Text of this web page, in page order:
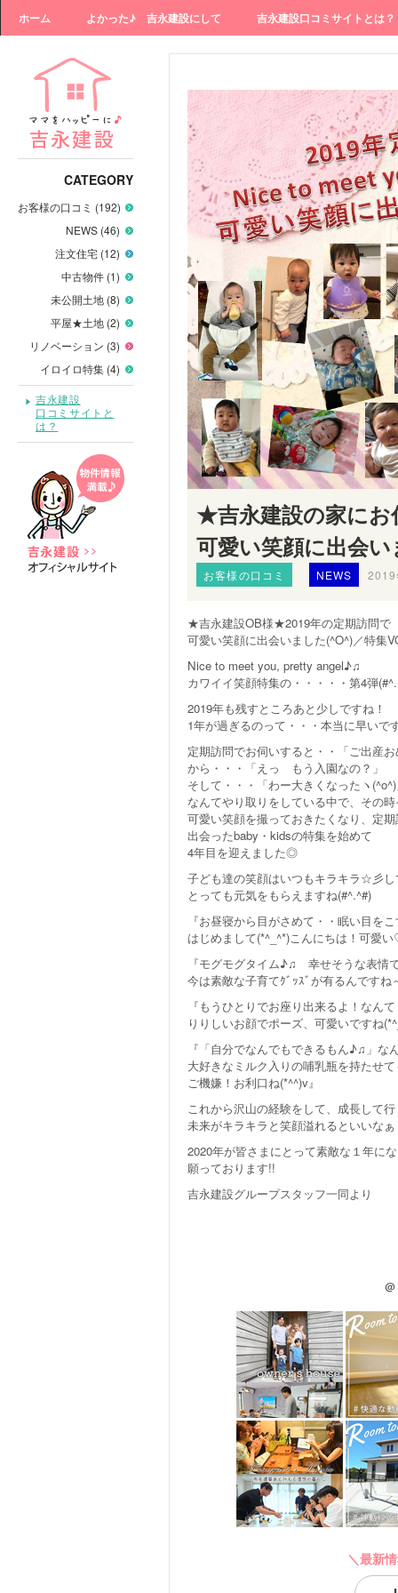
ホーム よかった♪ 吉永建設にして 吉永建設口コミサイトとは？
CATEGORY
お客様の口コミ (192)
NEWS (46)
注文住宅 (12)
中古物件 (1)
未公開土地 (8)
平屋★土地 (2)
リノベーション (3)
イロイロ特集 (4)
吉永建設
口コミサイトと
は？
★吉永建設の家に
可愛い笑顔に出会
お客様の口コミ NEWS
★吉永建設OB様★2019年の定期訪問で
可愛い笑顔に出会いました(^O^)／特集
Nice to meet you, pretty angel♪♫
カワイイ笑顔特集の・・・・・第4弾
2019年も残すところあと少しですね！
1年が過ぎるのって・・・本当に早いで
定期訪問でお伺いすると・・「ご出産
から・・・「えっ もう入園なの？」
そして・・・「わー大きくなったヽ
なんてやり取りをしている中で、その
可愛い笑顔を撮っておきたくなり、定
出会ったbaby・kidsの特集を始めて
4年目を迎えました◎
子ども達の笑顔はいつもキラキラ☆彡し
とっても元気をもらえますね(#^.^#)
『お昼寝から目がさめて・・眠い目を
はじめまして(*^_^*)こんにちは！可愛
『モグモグタイム♪♫ 幸せそうな表情
今は素敵な子育てｸﾞｯｽﾞが有るんですね
『もうひとりでお座り出来るよ！なん
りりしいお顔でポーズ、可愛いですね
『「自分でなんでもできるもん♪♫」な
大好きなミルク入りの哺乳瓶を持たせ
ご機嫌！お利口ね(*^^)v』
これから沢山の経験をして、成長して
未来がキラキラと笑顔溢れるといいな
2020年が皆さまにとって素敵な１年に
願っております!!
吉永建設グループスタッフ一同より
＼最新